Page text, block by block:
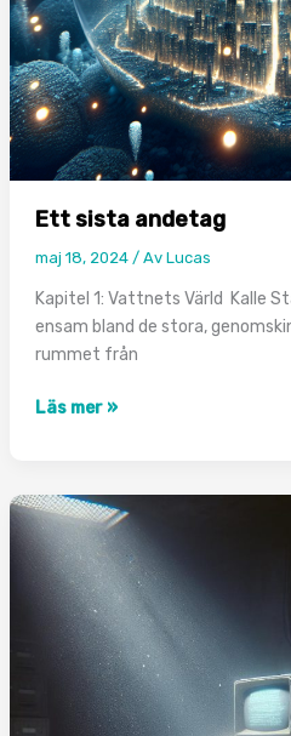
Ett sista andetag
maj 18, 2024 / Av Lucas
Kapitel 1: Vattnets Värld Kalle
ensam bland de stora,
rummet från
Ett
Läs mer »